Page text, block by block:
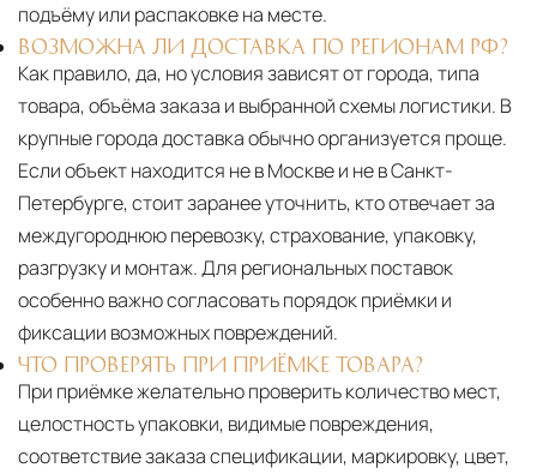
подъёму или распаковке на месте.
ВОЗМОЖНА ЛИ ДОСТАВКА ПО РЕГИОНАМ РФ?
Как правило, да, но условия зависят от города, типа
товара, объёма заказа и выбранной схемы логистики. В
крупные города доставка обычно организуется проще.
Если объект находится не в Москве и не в Санкт-
Петербурге, стоит заранее уточнить, кто отвечает за
междугороднюю перевозку, страхование, упаковку,
разгрузку и монтаж. Для региональных поставок
особенно важно согласовать порядок приёмки и
фиксации возможных повреждений.
ЧТО ПРОВЕРЯТЬ ПРИ ПРИЁМКЕ ТОВАРА?
При приёмке желательно проверить количество мест,
целостность упаковки, видимые повреждения,
соответствие заказа спецификации, маркировку, цвет,